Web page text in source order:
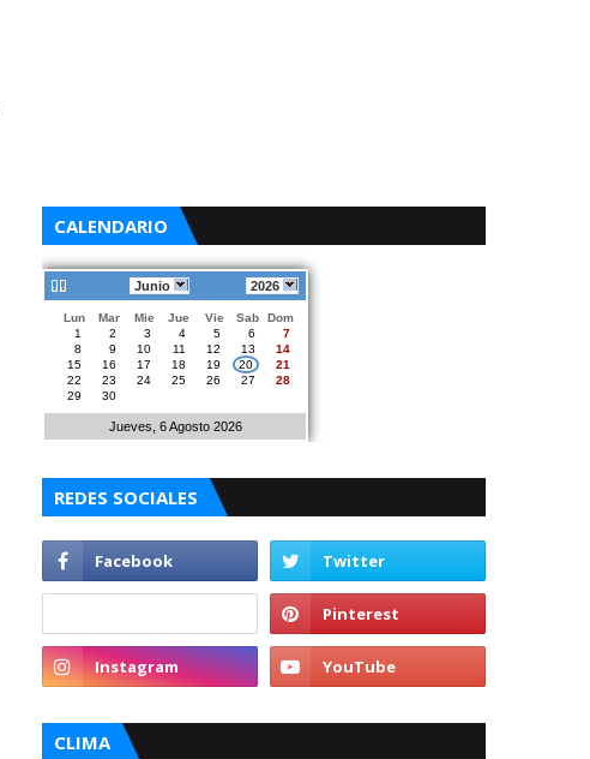
CALENDARIO
Junio 2026
Lun Mar Mie Jue Vie Sab
Dom
1
2 3 4 5 6
7
8
9 10 11 12 13
14
15
16 17 18 19 20
21
22
23 24 25 26 27
28
29
30
Jueves, 6 Agosto 2026
REDES SOCIALES
CLIMA